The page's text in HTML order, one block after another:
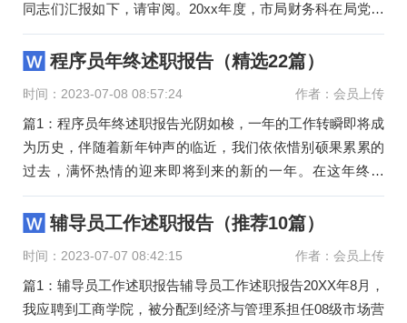
同志们汇报如下，请审阅。20xx年度，市局财务科在局党组
的正确领导下，在
程序员年终述职报告（精选22篇）
时间：2023-07-08 08:57:24 作者：会员上传
篇1：程序员年终述职报告光阴如梭，一年的工作转瞬即将成
为历史，伴随着新年钟声的临近，我们依依惜别硕果累累的
过去，满怀热情的迎来即将到来的新的一年。在这年终之
际，现对来公司一
辅导员工作述职报告（推荐10篇）
时间：2023-07-07 08:42:15 作者：会员上传
篇1：辅导员工作述职报告辅导员工作述职报告20XX年8月，
我应聘到工商学院，被分配到经济与管理系担任08级市场营